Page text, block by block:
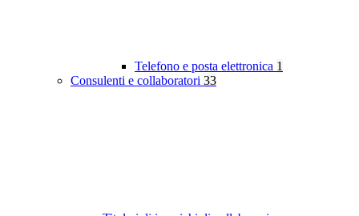
Telefono e posta elettronica 1
Consulenti e collaboratori 33